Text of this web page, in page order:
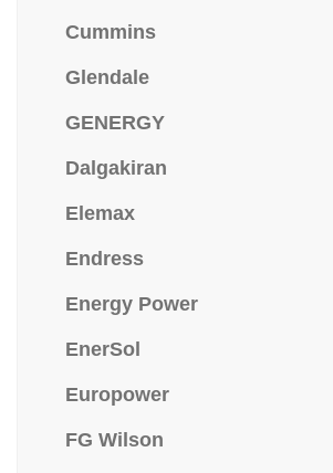
Cummins
Glendale
GENERGY
Dalgakiran
Elemax
Endress
Energy Power
EnerSol
Europower
FG Wilson